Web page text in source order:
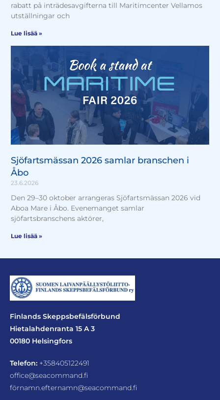
rabatt på inträdesavgifterna till Maritimcenter Vellamos
utställningar och
Lue lisää »
Sjöfartsmässan 2026 samlar branschen i
Åbo
23.6.2026
Den 29–30 oktober arrangeras Sjöfartsmässan 2026 vid
Aboa Mare i Åbo. Evenemanget samlar
sjöfartsbranschens aktörer,
Lue lisää »
Finlands Skeppsbefälsförbund
Hietalahdenranta 15 A 3
00180 Helsingfors
Telefon: +358405122491
office@seacommand.fi
förnamn.efternamn@seacommand.fi